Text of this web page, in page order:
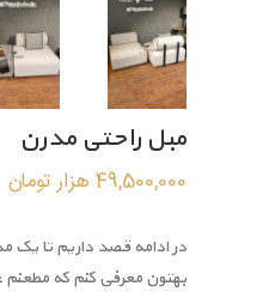
مبل راحتی مدرن
49,500,000 هزار تومان
در ادامه قصد داریم تا یک
بهتون معرفی کنم که